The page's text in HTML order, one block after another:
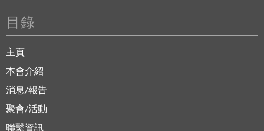
目錄
主頁
本會介紹
消息/報告
聚會/活動
聯繫資訊